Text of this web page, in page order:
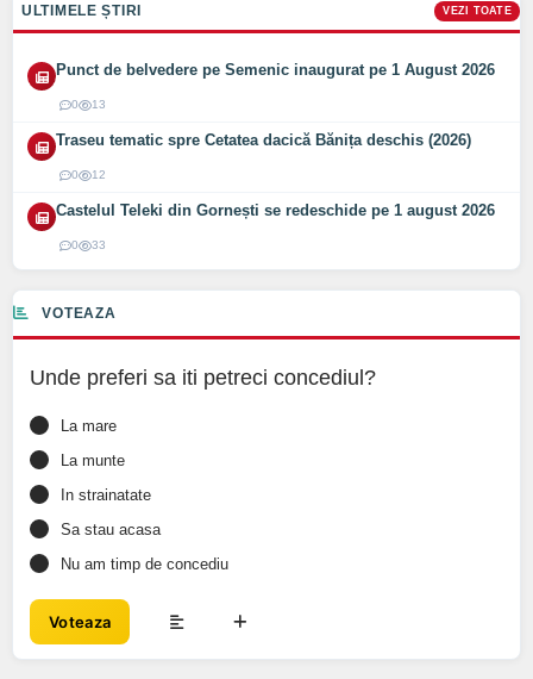
ULTIMELE ȘTIRI VEZI TOATE
Punct de belvedere pe Semenic inaugurat pe 1 August 2026
0 13
Traseu tematic spre Cetatea dacică Bănița deschis (2026)
0 12
Castelul Teleki din Gornești se redeschide pe 1 august 2026
0 33
VOTEAZA
Unde preferi sa iti petreci concediul?
La mare
La munte
In strainatate
Sa stau acasa
Nu am timp de concediu
Voteaza